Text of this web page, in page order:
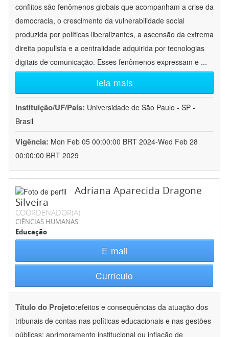
conflitos são fenômenos globais que acompanham a crise da
democracia, o crescimento da vulnerabilidade social
produzida por políticas liberalizantes, a ascensão da extrema
direita populista e a centralidade adquirida por tecnologias
digitais de comunicação. Esses fenômenos expressam e ...
leia mais
Instituição/UF/País: Universidade de São Paulo - SP -
Brasil
Vigência: Mon Feb 05 00:00:00 BRT 2024-Wed Feb 28
00:00:00 BRT 2029
Adriana Aparecida Dragone
Silveira
COORDENADOR(A)
CIÊNCIAS HUMANAS
Educação
E-mail
Currículo
Título do Projeto:efeitos e consequências da atuação dos
tribunais de contas nas políticas educacionais e nas gestões
públicas: aprimoramento institucional ou inflação de